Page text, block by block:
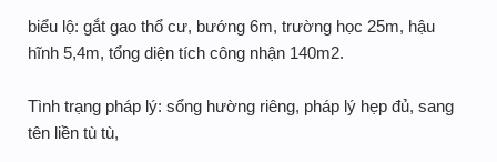
biểu lộ: gắt gao thổ cư, bướng 6m, trường học 25m, hậu
hĩnh 5,4m, tổng diện tích công nhận 140m2.
Tình trạng pháp lý: sổng hường riêng, pháp lý hẹp đủ, sang
tên liền tù tù,